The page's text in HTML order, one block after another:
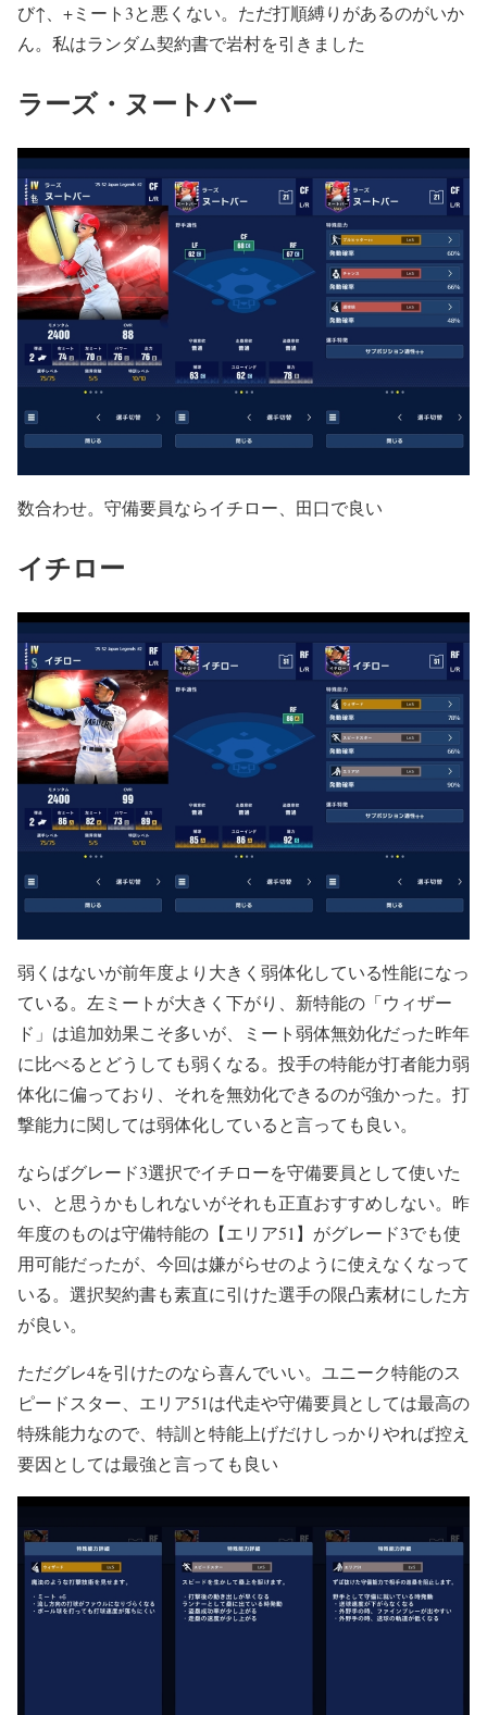
び↑、+ミート3と悪くない。ただ打順縛りがあるのがいか
ん。私はランダム契約書で岩村を引きました
ラーズ・ヌートバー
数合わせ。守備要員ならイチロー、田口で良い
イチロー
弱くはないが前年度より大きく弱体化している性能になっ
ている。左ミートが大きく下がり、新特能の「ウィザー
ド」は追加効果こそ多いが、ミート弱体無効化だった昨年
に比べるとどうしても弱くなる。投手の特能が打者能力弱
体化に偏っており、それを無効化できるのが強かった。打
撃能力に関しては弱体化していると言っても良い。
ならばグレード3選択でイチローを守備要員として使いた
い、と思うかもしれないがそれも正直おすすめしない。昨
年度のものは守備特能の【エリア51】がグレード3でも使
用可能だったが、今回は嫌がらせのように使えなくなって
いる。選択契約書も素直に引けた選手の限凸素材にした方
が良い。
ただグレ4を引けたのなら喜んでいい。ユニーク特能のス
ピードスター、エリア51は代走や守備要員としては最高の
特殊能力なので、特訓と特能上げだけしっかりやれば控え
要因としては最強と言っても良い